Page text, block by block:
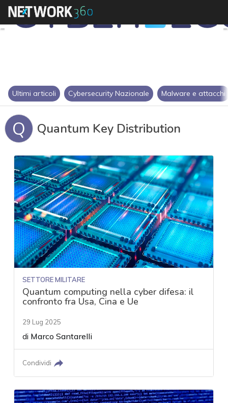
Ultimi articoli Cybersecurity Nazionale Malware e attacchi
Q Quantum Key Distribution
SETTORE MILITARE
Quantum computing nella cyber difesa: il
confronto fra Usa, Cina e Ue
29 Lug 2025
di Marco Santarelli
Condividi